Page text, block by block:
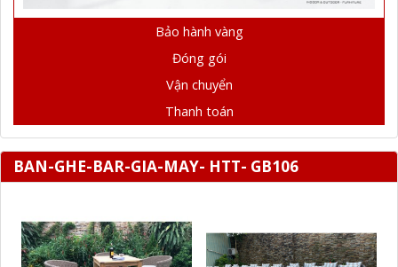
Bảo hành vàng
Đóng gói
Vận chuyển
Thanh toán
BAN-GHE-BAR-GIA-MAY- HTT- GB106